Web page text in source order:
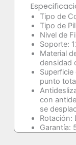
Tipo de
Tipo de
Nivel de
Soporte:
Material
densidad
punto
con
se
Rotación:
Garantía: